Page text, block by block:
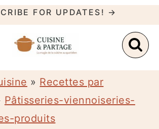
FOR UPDATES! →
» Recettes par
Pâtisseries-viennoiseries-
produits